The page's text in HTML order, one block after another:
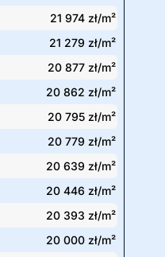
21 974 zł/m²
21 279 zł/m²
20 877 zł/m²
20 862 zł/m²
20 795 zł/m²
20 779 zł/m²
20 639 zł/m²
20 446 zł/m²
20 393 zł/m²
20 000 zł/m²